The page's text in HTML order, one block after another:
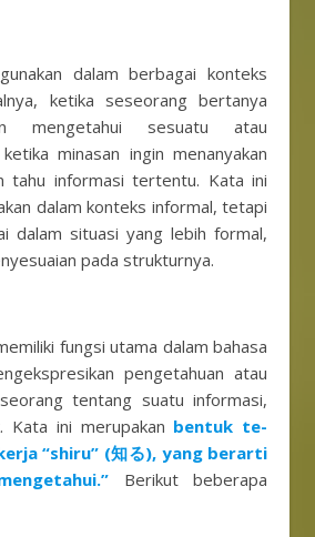
dalam berbagai konteks
ketika seseorang bertanya
mengetahui sesuatu atau
minasan ingin menanyakan
tahu informasi tertentu. Kata ini
dalam konteks informal, tetapi
dalam situasi yang lebih formal,
pada strukturnya.
fungsi utama dalam bahasa
pengetahuan atau
tentang suatu informasi,
Kata ini merupakan bentuk te-
“shiru” (知る), yang berarti
Berikut beberapa